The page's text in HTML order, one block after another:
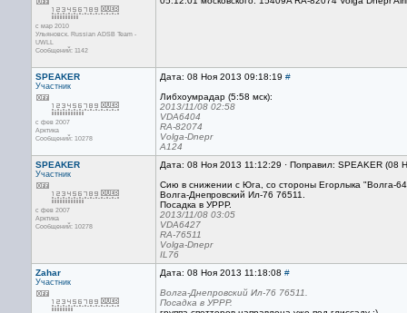
с мар 2010
Ульяновск. Russian ADSB Team -
UWLL
Сообщений: 1142
SPEAKER
Участник
с фев 2007
Арктика
Сообщений: 10278
Дата: 08 Ноя 2013 09:18:19 #
Либхоумрадар (5:58 мск):
2013/11/08 02:58
VDA6404
RA-82074
Volga-Dnepr
A124
SPEAKER
Участник
с фев 2007
Арктика
Сообщений: 10278
Дата: 08 Ноя 2013 11:12:29 · Поправил: SPEAKER (08
Сию в снижении с Юга, со стороны Егорлыка "Волга-
Волга-Днепровский Ил-76 76511.
Посадка в УРРР.
2013/11/08 03:05
VDA6427
RA-76511
Volga-Dnepr
IL76
Zahar
Участник
Дата: 08 Ноя 2013 11:18:08 #
Волга-Днепровский Ил-76 76511.
Посадка в УРРР.